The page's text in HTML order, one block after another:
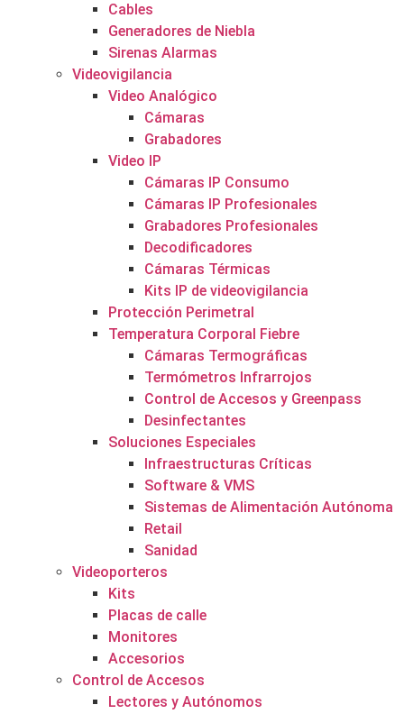
Cables
Generadores de Niebla
Sirenas Alarmas
Videovigilancia
Video Analógico
Cámaras
Grabadores
Video IP
Cámaras IP Consumo
Cámaras IP Profesionales
Grabadores Profesionales
Decodificadores
Cámaras Térmicas
Kits IP de videovigilancia
Protección Perimetral
Temperatura Corporal Fiebre
Cámaras Termográficas
Termómetros Infrarrojos
Control de Accesos y Greenpass
Desinfectantes
Soluciones Especiales
Infraestructuras Críticas
Software & VMS
Sistemas de Alimentación Autónoma
Retail
Sanidad
Videoporteros
Kits
Placas de calle
Monitores
Accesorios
Control de Accesos
Lectores y Autónomos